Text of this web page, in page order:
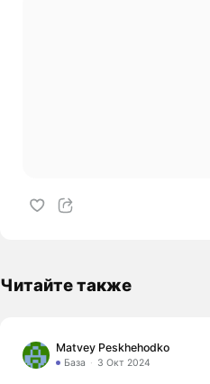
Читайте также
Matvey Peskhehodko
База 3 Окт 2024